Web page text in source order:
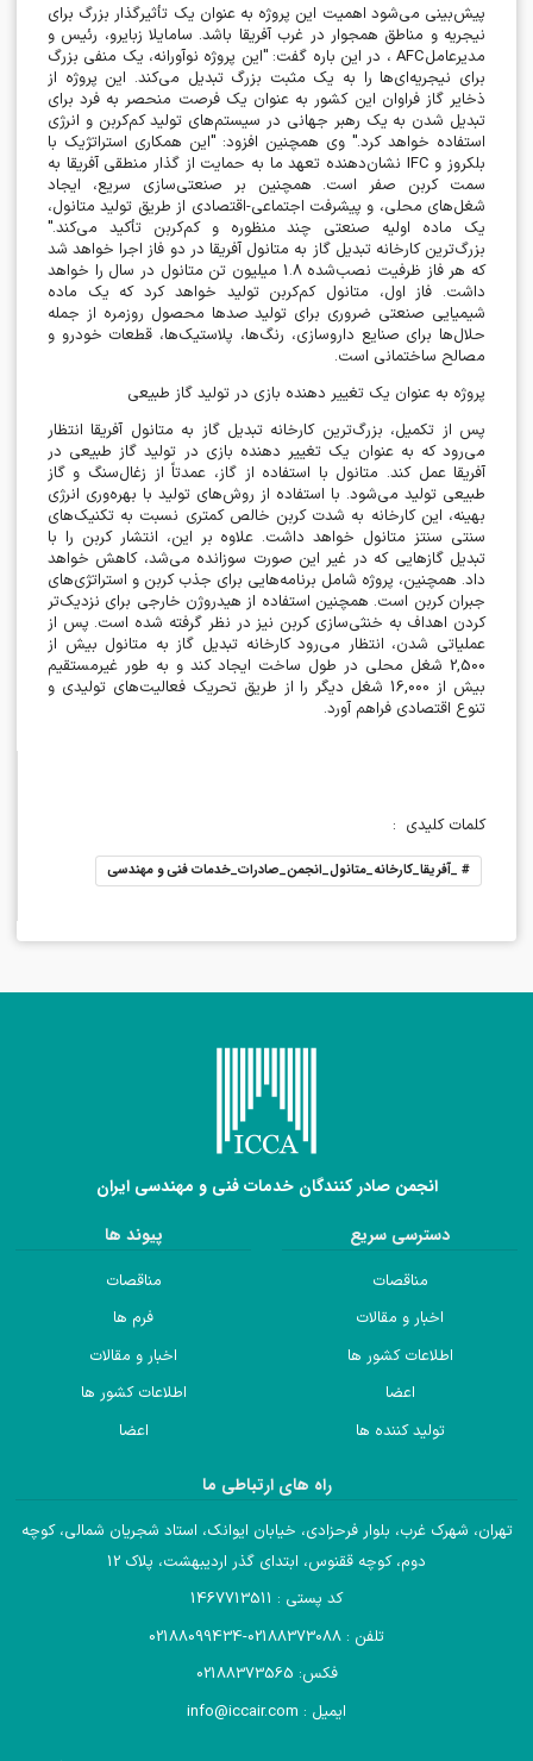
پیش‌بینی می‌شود اهمیت این پروژه به عنوان یک تأثیرگذار بزرگ برای
نیجریه و مناطق همجوار در غرب آفریقا باشد. سامایلا زبایرو، رئیس و
مدیرعاملAFC ، در این باره گفت: "این پروژه نوآورانه، یک منفی بزرگ
برای نیجریه‌ای‌ها را به یک مثبت بزرگ تبدیل می‌کند. این پروژه از
ذخایر گاز فراوان این کشور به عنوان یک فرصت منحصر به فرد برای
تبدیل شدن به یک رهبر جهانی در سیستم‌های تولید کم‌کربن و انرژی
استفاده خواهد کرد." وی همچنین افزود: "این همکاری استراتژیک با
بلکروز و IFC نشان‌دهنده تعهد ما به حمایت از گذار منطقی آفریقا به
سمت کربن صفر است. همچنین بر صنعتی‌سازی سریع، ایجاد
شغل‌های محلی، و پیشرفت اجتماعی-اقتصادی از طریق تولید متانول،
یک ماده اولیه صنعتی چند منظوره و کم‌کربن تأکید می‌کند."
بزرگ‌ترین کارخانه تبدیل گاز به متانول آفریقا در دو فاز اجرا خواهد شد
که هر فاز ظرفیت نصب‌شده 1.8 میلیون تن متانول در سال را خواهد
داشت. فاز اول، متانول کم‌کربن تولید خواهد کرد که یک ماده
شیمیایی صنعتی ضروری برای تولید صدها محصول روزمره از جمله
حلال‌ها برای صنایع داروسازی، رنگ‌ها، پلاستیک‌ها، قطعات خودرو و
مصالح ساختمانی است.
پروژه به عنوان یک تغییر دهنده بازی در تولید گاز طبیعی
پس از تکمیل، بزرگ‌ترین کارخانه تبدیل گاز به متانول آفریقا انتظار
می‌رود که به عنوان یک تغییر دهنده بازی در تولید گاز طبیعی در
آفریقا عمل کند. متانول با استفاده از گاز، عمدتاً از زغال‌سنگ و گاز
طبیعی تولید می‌شود. با استفاده از روش‌های تولید با بهره‌وری انرژی
بهینه، این کارخانه به شدت کربن خالص کمتری نسبت به تکنیک‌های
سنتی سنتز متانول خواهد داشت. علاوه بر این، انتشار کربن را با
تبدیل گازهایی که در غیر این صورت سوزانده می‌شد، کاهش خواهد
داد. همچنین، پروژه شامل برنامه‌هایی برای جذب کربن و استراتژی‌های
جبران کربن است. همچنین استفاده از هیدروژن خارجی برای نزدیک‌تر
کردن اهداف به خنثی‌سازی کربن نیز در نظر گرفته شده است. پس از
عملیاتی شدن، انتظار می‌رود کارخانه تبدیل گاز به متانول بیش از
2,500 شغل محلی در طول ساخت ایجاد کند و به طور غیرمستقیم
بیش از 16,000 شغل دیگر را از طریق تحریک فعالیت‌های تولیدی و
تنوع اقتصادی فراهم آورد.
کلمات کلیدی :
# _آفریقا_کارخانه_متانول_انجمن_صادرات_خدمات فنی و مهندسی
انجمن صادر کنندگان خدمات فنی و مهندسی ایران
دسترسی سریع
مناقصات
اخبار و مقالات
اطلاعات کشور ها
اعضا
تولید کننده ها
پیوند ها
مناقصات
فرم ها
اخبار و مقالات
اطلاعات کشور ها
اعضا
راه های ارتباطی ما
تهران، شهرک غرب، بلوار فرحزادی، خیابان ایوانک، استاد شجریان شمالی، کوچه
دوم، کوچه ققنوس، ابتدای گذر اردیبهشت، پلاک 12
کد پستی : 1467713511
تلفن : 02188373088-02188099434
فکس: 02188373565
ایمیل : info@iccair.com